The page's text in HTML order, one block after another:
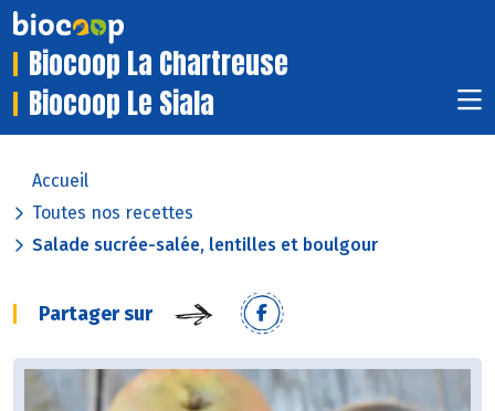
Biocoop La Chartreuse
Biocoop Le Siala
Accueil
Toutes nos recettes
Salade sucrée-salée, lentilles et boulgour
Partager sur